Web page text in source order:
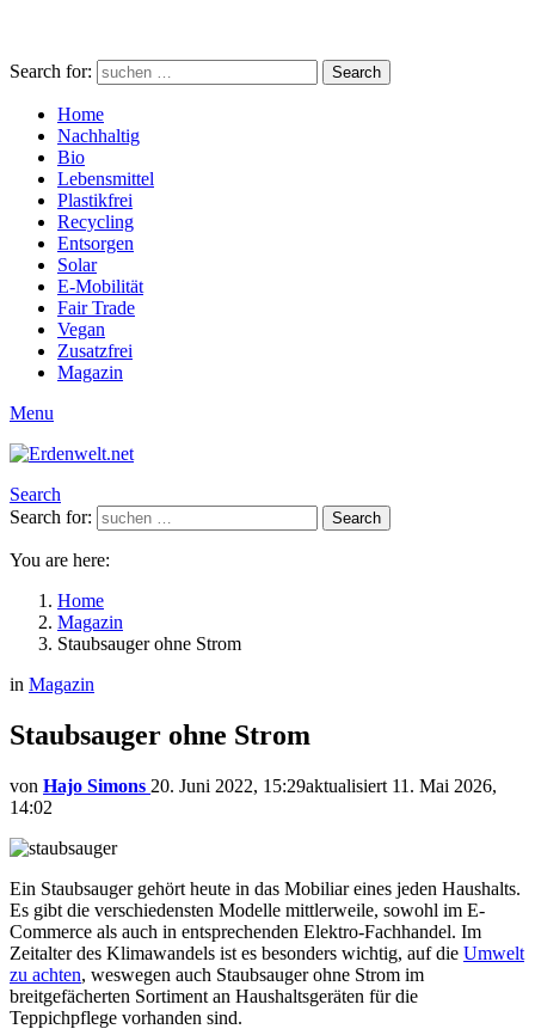
Search for: Search
Home
Nachhaltig
Bio
Lebensmittel
Plastikfrei
Recycling
Entsorgen
Solar
E-Mobilität
Fair Trade
Vegan
Zusatzfrei
Magazin
Menu
Search
Search for:
Search
You are here:
Home
Magazin
Staubsauger ohne Strom
in Magazin
Staubsauger ohne Strom
von Hajo Simons 20. Juni 2022, 15:29aktualisiert 11. Mai 2026,
14:02
Ein Staubsauger gehört heute in das Mobiliar eines jeden Haushalts.
Es gibt die verschiedensten Modelle mittlerweile, sowohl im E-
Commerce als auch in entsprechenden Elektro-Fachhandel. Im
Zeitalter des Klimawandels ist es besonders wichtig, auf die Umwelt
zu achten, weswegen auch Staubsauger ohne Strom im
breitgefächerten Sortiment an Haushaltsgeräten für die
Teppichpflege vorhanden sind.